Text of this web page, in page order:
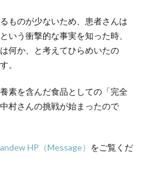
ものが少ないため、患者さんは
いう衝撃的な事実を知った時、
何か、と考えてひらめいたの
。
素を含んだ食品としての「完全
村さんの挑戦が始まったので
andew HP（Message） をご覧くだ